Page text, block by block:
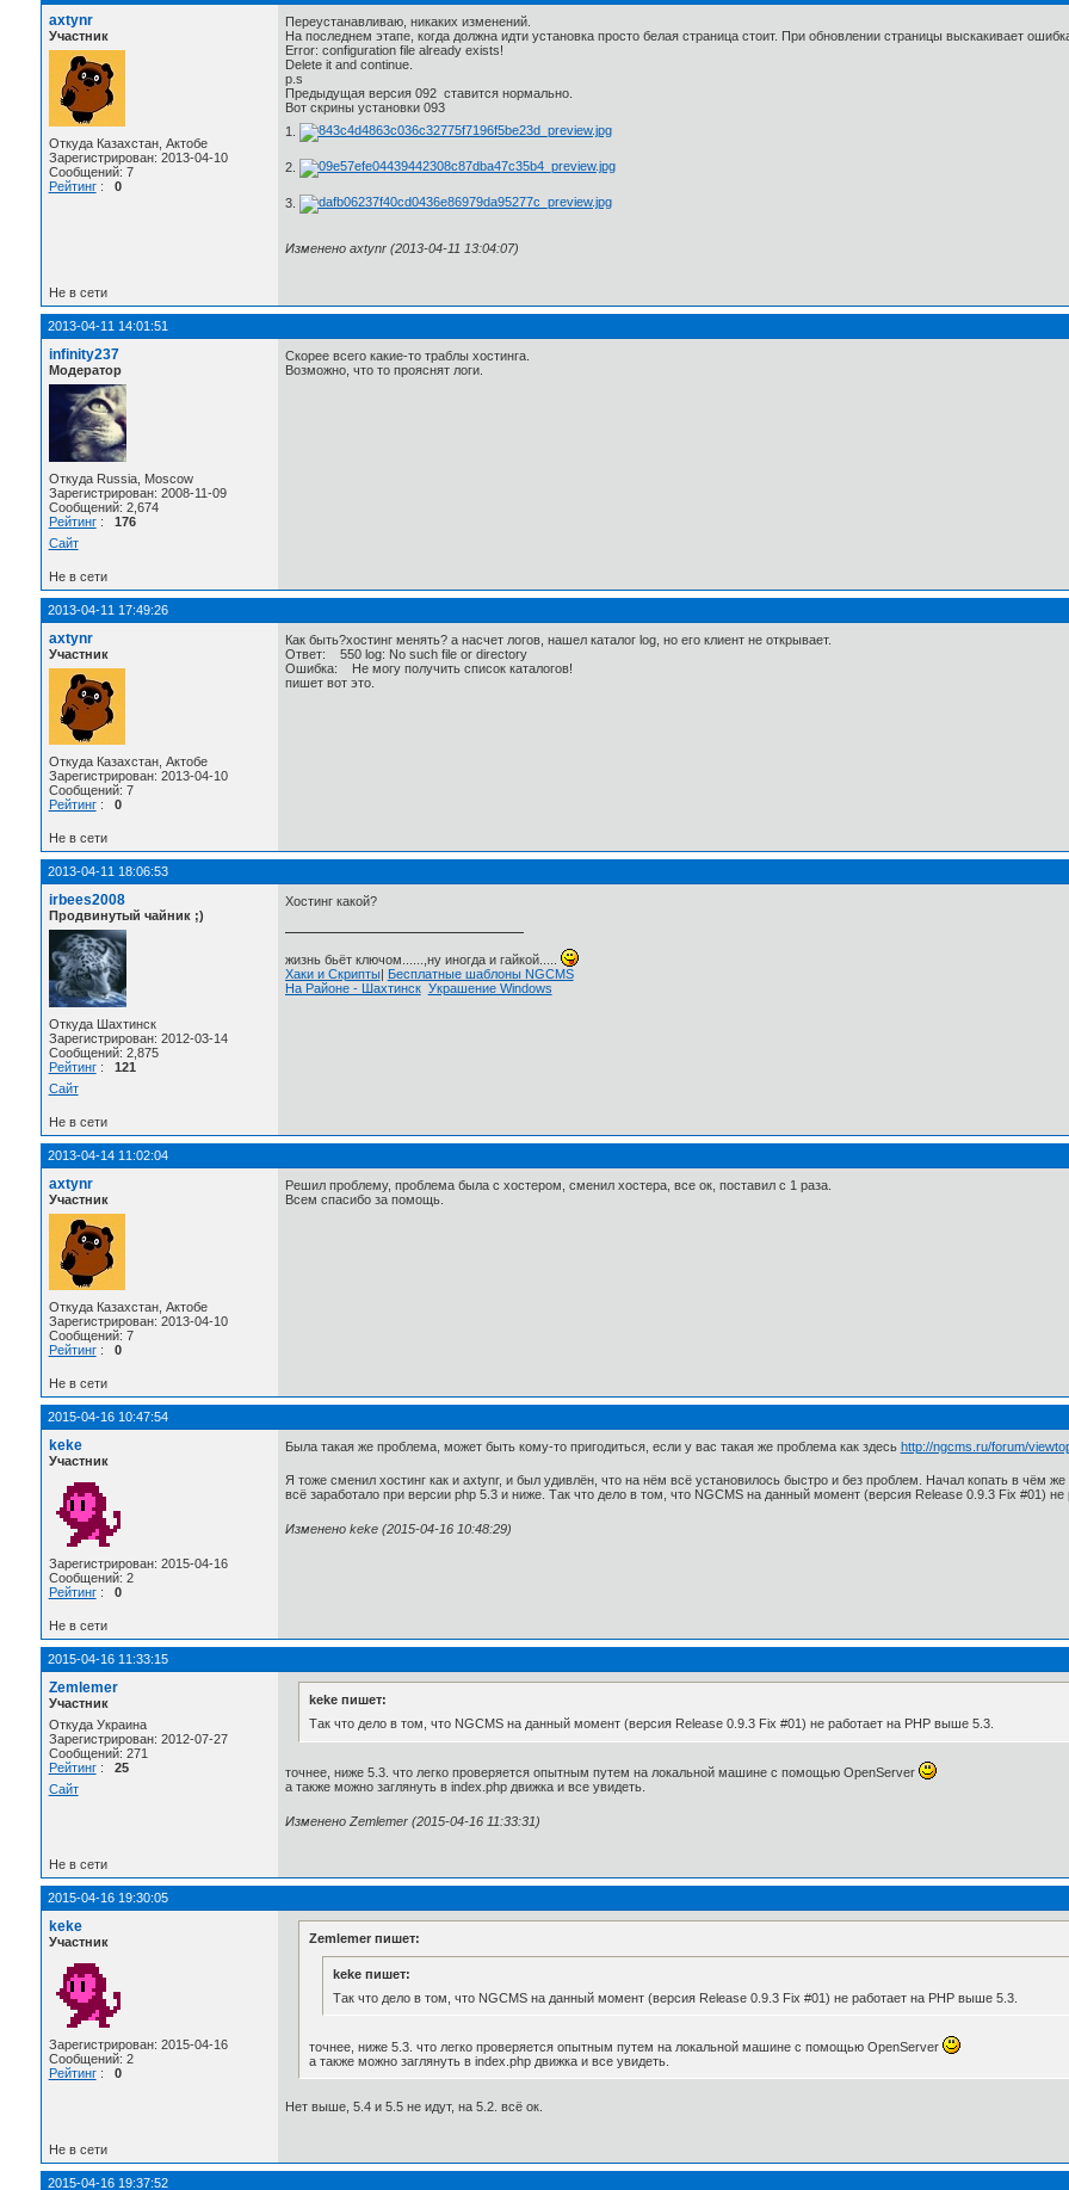
axtynr
Участник
Откуда Казахстан, Актобе
Зарегистрирован: 2013-04-10
Сообщений: 7
Рейтинг: 0
Переустанавливаю, никаких изменений.
На последнем этапе, когда должна идти установка просто белая страница стоит. При обновлении страницы выскакивает
Error: configuration file already exists!
Delete it and continue.
p.s
Предыдущая версия 092 ставится нормально.
Вот скрины установки 093
1.
2.
3.
Изменено axtynr (2013-04-11 13:04:07)
Не в сети
2013-04-11 14:01:51
infinity237
Модератор
Откуда Russia, Moscow
Зарегистрирован: 2008-11-09
Сообщений: 2,674
Рейтинг: 176
Сайт
Скорее всего какие-то траблы хостинга.
Возможно, что то прояснят логи.
Не в сети
2013-04-11 17:49:26
axtynr
Участник
Откуда Казахстан, Актобе
Зарегистрирован: 2013-04-10
Сообщений: 7
Рейтинг: 0
Как быть?хостинг менять? а насчет логов, нашел каталог log, но его клиент не открывает.
Ответ: 550 log: No such file or directory
Ошибка: Не могу получить список каталогов!
пишет вот это.
Не в сети
2013-04-11 18:06:53
irbees2008
Продвинутый чайник ;)
Откуда Шахтинск
Зарегистрирован: 2012-03-14
Сообщений: 2,875
Рейтинг: 121
Сайт
Хостинг какой?
жизнь бьёт ключом......,ну иногда и гайкой.....
Хаки и Скрипты|
Бесплатные шаблоны NGCMS
На Районе - Шахтинск Украшение Windows
Не в сети
2013-04-14 11:02:04
axtynr
Участник
Откуда Казахстан, Актобе
Зарегистрирован: 2013-04-10
Сообщений: 7
Рейтинг: 0
Решил проблему, проблема была с хостером, сменил хостера, все ок, поставил с 1 раза.
Всем спасибо за помощь.
Не в сети
2015-04-16 10:47:54
keke
Участник
Зарегистрирован: 2015-04-16
Сообщений: 2
Рейтинг: 0
Была такая же проблема, может быть кому-то пригодиться, если у вас такая же проблема как здесь http://ngcms.ru/forum/
Я тоже сменил хостинг как и axtynr, и был удивлён, что на нём всё установилось быстро и без проблем. Начал копать в чём
всё заработало при версии php 5.3 и ниже. Так что дело в том, что NGCMS на данный момент (версия Release 0.9.3 Fix #01)
Изменено keke (2015-04-16 10:48:29)
Не в сети
2015-04-16 11:33:15
Zemlemer
Участник
Откуда Украина
Зарегистрирован: 2012-07-27
Сообщений: 271
Рейтинг: 25
Сайт
keke пишет:
Так что дело в том, что NGCMS на данный момент (версия Release 0.9.3 Fix #01) не работает на PHP выше 5.3.
точнее, ниже 5.3. что легко проверяется опытным путем на локальной машине с помощью OpenServer
а также можно заглянуть в index.php движка и все увидеть.
Изменено Zemlemer (2015-04-16 11:33:31)
Не в сети
2015-04-16 19:30:05
keke
Участник
Зарегистрирован: 2015-04-16
Сообщений: 2
Рейтинг: 0
Zemlemer пишет:
keke пишет:
Так что дело в том, что NGCMS на данный момент (версия Release 0.9.3 Fix #01) не работает на PHP выше 5.3.
точнее, ниже 5.3. что легко проверяется опытным путем на локальной машине с помощью OpenServer
а также можно заглянуть в index.php движка и все увидеть.
Нет выше, 5.4 и 5.5 не идут, на 5.2. всё ок.
Не в сети
2015-04-16 19:37:52